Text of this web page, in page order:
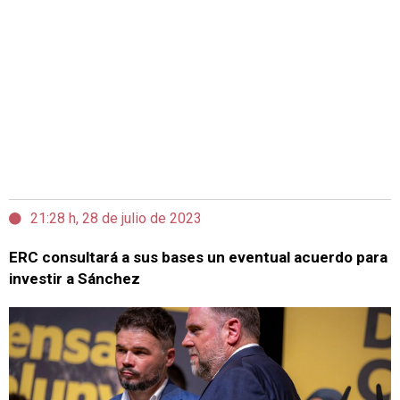
21:28 h, 28 de julio de 2023
ERC consultará a sus bases un eventual acuerdo para
investir a Sánchez